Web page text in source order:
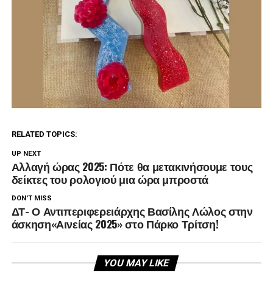
RELATED TOPICS:
UP NEXT
Αλλαγή ώρας 2025: Πότε θα μετακινήσουμε τους
δείκτες του ρολογιού μια ώρα μπροστά
DON'T MISS
ΔΤ- Ο Αντιπεριφερειάρχης Βασίλης Λώλος στην
άσκηση«Αινείας 2025» στο Πάρκο Τρίτση!
YOU MAY LIKE